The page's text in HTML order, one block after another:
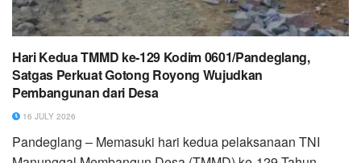
Hari Kedua TMMD ke-129 Kodim 0601/Pandeglang,
Satgas Perkuat Gotong Royong Wujudkan
Pembangunan dari Desa
16 JULY 2026
Pandeglang – Memasuki hari kedua pelaksanaan TNI